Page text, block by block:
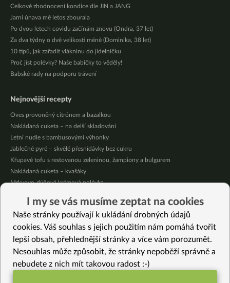
Celkové zhodnocení kondice dle JIN a JANG
Jarní únava mě letos zbourala
Po dvou letech covidu začínám znovu (Ondra, 37 let)
Za dva týdny o dvě velikosti méně (Dominika, 38 let)
10 tipů, jak zařadit vlákninu do jídelníčku
Proč jíst polévky? Naše babičky to věděly!
Babské rady na podporu trávení
Nejnovější recepty
Oves provoněný citrónem a bazalkou
Nakládaná cuketa – na delší skladování
Letní nudle s bambusovými výhonky
Jablečné pyré – skvělé přesnídávky bez cukru
Křupavé tofu s restovanou zeleninou, žampiony a bulgurem
Nakládaná cuketa – kvašáky
Mrkvovo-dýňová krémová polévka
Osvěžující čaj s citronovými bylinkami
Nepečený jablečný dort s rybízem
Vybrané recepty
Cukroví bez výčitek: 14 receptů na zdravé vánoční cukroví
Nakládané smrkové výhonky
I my se vás musíme zeptat na cookies
Naše stránky používají k ukládání drobných údajů
cookies. Váš souhlas s jejich použitím nám pomáhá tvořit
lepší obsah, přehlednější stránky a více vám porozumět.
Nesouhlas může způsobit, že stránky nepoběží správně a
nebudete z nich mít takovou radost :-)